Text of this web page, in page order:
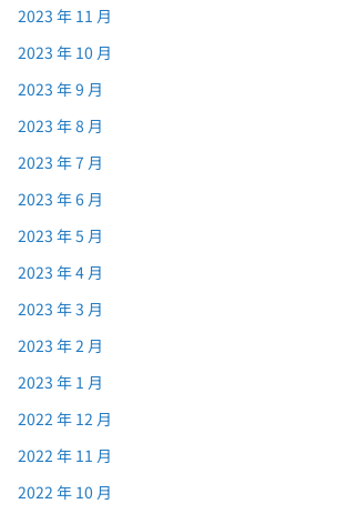
2023 年 11 月
2023 年 10 月
2023 年 9 月
2023 年 8 月
2023 年 7 月
2023 年 6 月
2023 年 5 月
2023 年 4 月
2023 年 3 月
2023 年 2 月
2023 年 1 月
2022 年 12 月
2022 年 11 月
2022 年 10 月